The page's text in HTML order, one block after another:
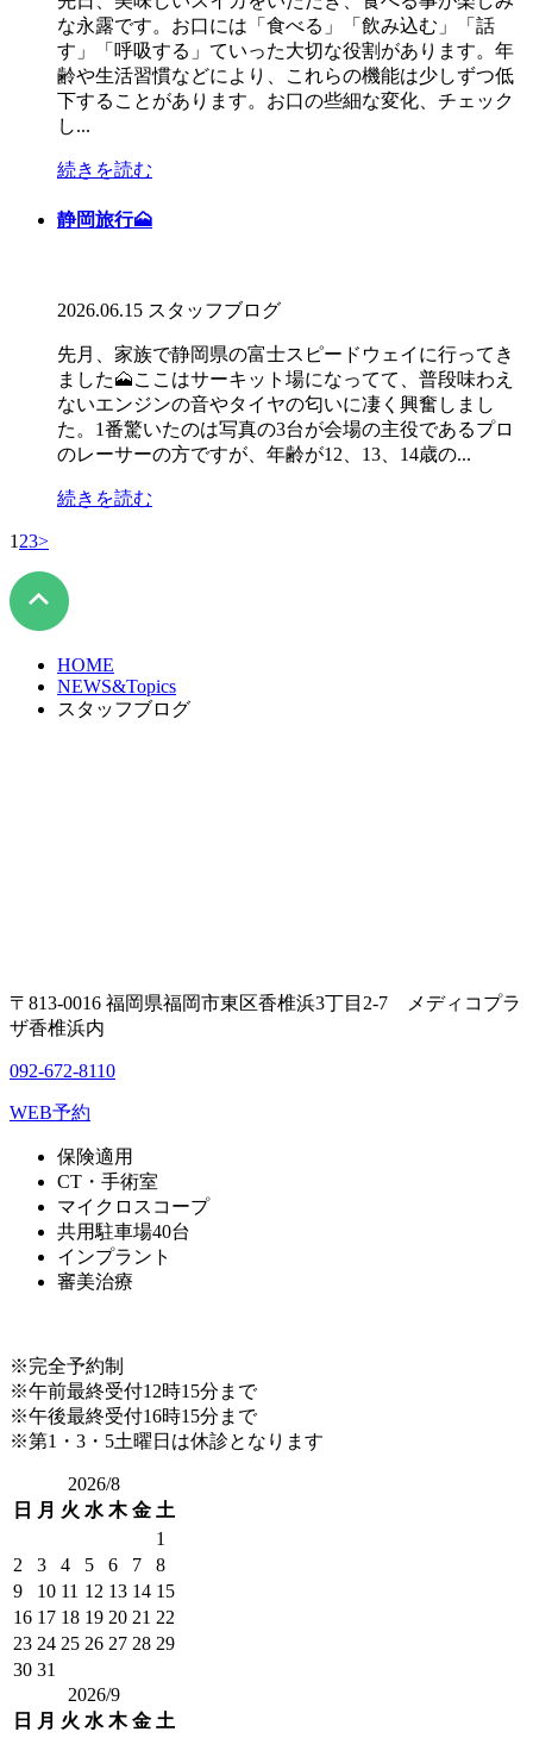
な永露です。お口には「食べる」「飲み込む」「話
す」「呼吸する」ていった大切な役割があります。年
齢や生活習慣などにより、これらの機能は少しずつ低
下することがあります。お口の些細な変化、チェック
し...
続きを読む
静岡旅行🗻
2026.06.15 スタッフブログ
先月、家族で静岡県の富士スピードウェイに行ってき
ました🗻ここはサーキット場になってて、普段味わえ
ないエンジンの音やタイヤの匂いに凄く興奮しまし
た。1番驚いたのは写真の3台が会場の主役であるプロ
のレーサーの方ですが、年齢が12、13、14歳の...
続きを読む
123>
HOME
NEWS&Topics
スタッフブログ
〒813-0016 福岡県福岡市東区香椎浜3丁目2-7 メディコプラ
ザ香椎浜内
092-672-8110
WEB予約
保険適用
CT・手術室
マイクロスコープ
共用駐車場40台
インプラント
審美治療
※完全予約制
※午前最終受付12時15分まで
※午後最終受付16時15分まで
※第1・3・5土曜日は休診となります
2026/8
日 月 火 水 木 金 土
1
2
3 4 5 6 7
8
9
10 11 12 13 14 15
16 17 18 19 20 21 22
23 24 25 26 27 28 29
30 31
2026/9
日 月 火 水 木 金 土